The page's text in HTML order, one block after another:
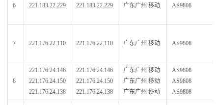
6 221.183.22.229 221.183.22.229 广东广州 移动 AS9808
7 221.176.22.110 221.176.22.110 广东广州 移动 AS9808
8
221.176.24.146
221.176.24.150
221.176.24.138
221.176.24.146
221.176.24.150
221.176.24.138
广东广州 移动
广东广州 移动
广东广州 移动
AS9808
AS9808
AS9808